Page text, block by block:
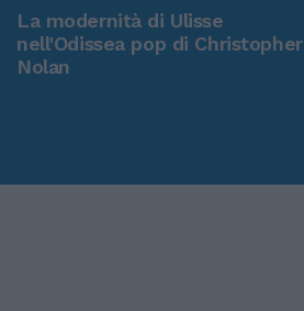
La modernità di Ulisse
nell'Odissea pop di Christopher
Nolan